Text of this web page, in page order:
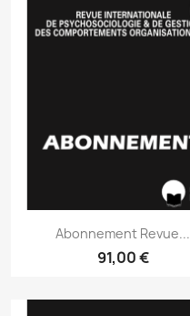
Aperçu rapide
Abonnement Revue...
91,00 €